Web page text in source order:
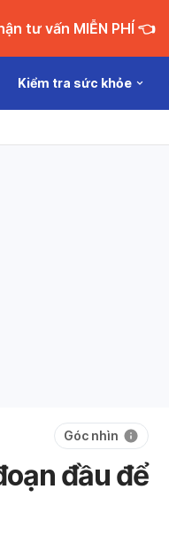
sĩ ngay 👉 Nhận tư vấn MIỄN PHÍ 👈
Kiểm tra sức khỏe
Góc nhìn
đầu để